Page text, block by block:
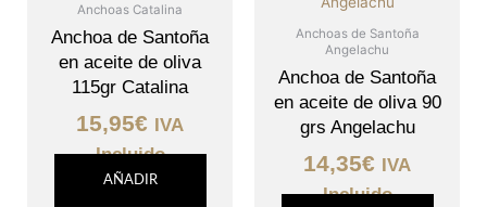
Anchoas Catalina
Anchoa de Santoña
en aceite de oliva
115gr Catalina
15,95€ IVA
Incluido
AÑADIR
Anchoas de Santoña
Angelachu
Anchoa de Santoña
en aceite de oliva 90
grs Angelachu
14,35€ IVA
Incluido